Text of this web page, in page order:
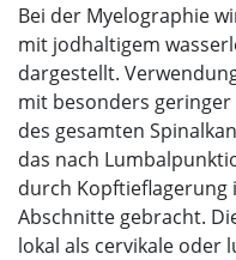
Bei der Myelographie
mit jodhaltigem
dargestellt.
mit besonders
des gesamten
das nach
durch Kopftieflagerung
Abschnitte gebracht.
lokal als cervikale oder